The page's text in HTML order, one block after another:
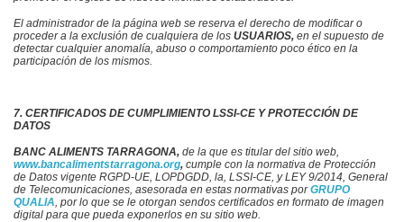
El administrador de la página web se reserva el derecho de modificar o
proceder a la exclusión de cualquiera de los USUARIOS, en el supuesto de
detectar cualquier anomalía, abuso o comportamiento poco ético en la
participación de los mismos.
7. CERTIFICADOS DE CUMPLIMIENTO LSSI-CE Y PROTECCIÓN DE
DATOS
BANC ALIMENTS TARRAGONA, de la que es titular del sitio web,
www.bancalimentstarragona.org, cumple con la normativa de Protección
de Datos vigente RGPD-UE, LOPDGDD, la, LSSI-CE , y LEY 9/2014, General
de Telecomunicaciones, asesorada en estas normativas porGRUPO
QUALIA por lo que se le otorgan sendos certificados en formato de imagen
digital para que pueda exponerlos en su sitio web.